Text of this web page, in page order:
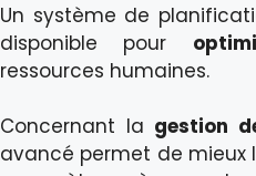
Un système de
disponible pour
ressources humaines.
Concernant la gestion
avancé permet de mieux